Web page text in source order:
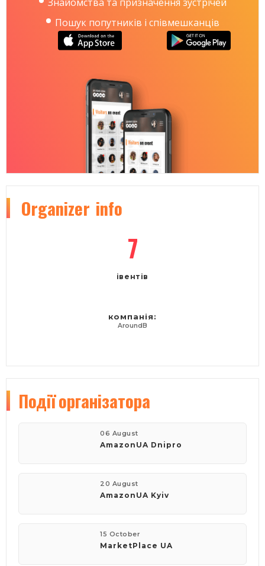
Пошук попутників і співмешканців
Organizer info
7
івентів
компанія:
AroundB
Подіїорганізатора
06 August
AmazonUA Dnipro
20 August
AmazonUA Kyiv
15 October
MarketPlace UA